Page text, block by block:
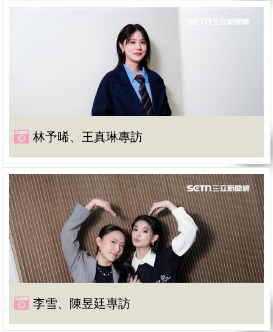
林予晞、王真琳專訪
李雪、陳昱廷專訪